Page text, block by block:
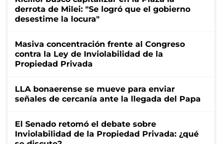
derrota de Milei: "Se logró que el gobierno
desestime la locura"
Masiva concentración frente al Congreso
contra la Ley de Inviolabilidad de la
Propiedad Privada
LLA bonaerense se mueve para enviar
señales de cercanía ante la llegada del Papa
El Senado retomó el debate sobre
Inviolabilidad de la Propiedad Privada: ¿qué